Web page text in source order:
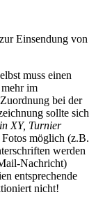
Einsendung von
muss einen
im
bei der
sollte sich
XY, Turnier
möglich (z.B.
werden
Nachricht)
entsprechende
nicht!